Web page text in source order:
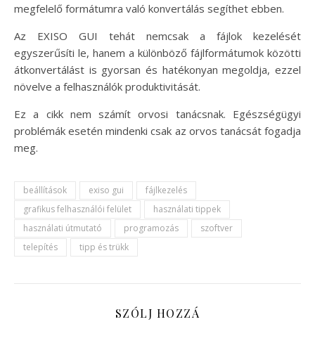
megfelelő formátumra való konvertálás segíthet ebben.
Az EXISO GUI tehát nemcsak a fájlok kezelését
egyszerűsíti le, hanem a különböző fájlformátumok közötti
átkonvertálást is gyorsan és hatékonyan megoldja, ezzel
növelve a felhasználók produktivitását.
Ez a cikk nem számít orvosi tanácsnak. Egészségügyi
problémák esetén mindenki csak az orvos tanácsát fogadja
meg.
beállítások exiso gui
fájlkezelés
grafikus felhasználói felület
használati tippek
használati útmutató
programozás
szoftver
telepítés
tipp és trükk
SZÓLJ HOZZÁ